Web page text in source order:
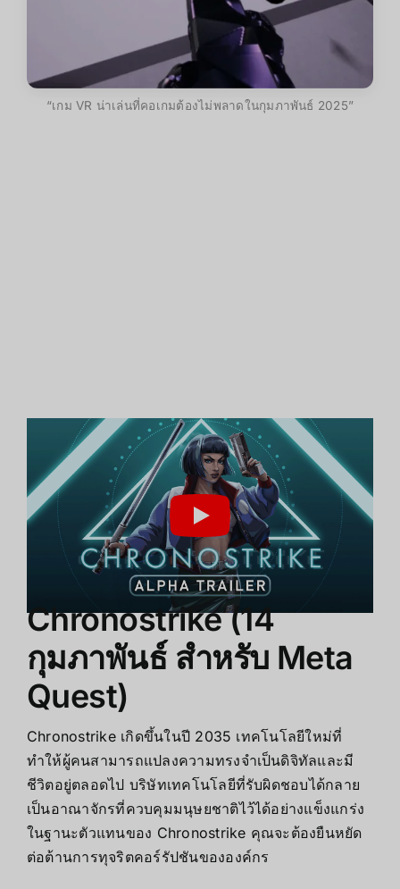
“เกม VR น่าเล่นที่คอเกมต้องไม่พลาดในกุมภาพันธ์ 2025”
CR :Greensky Games
Chronostrike (14
กุมภาพันธ์ สำหรับ Meta
Quest)
Chronostrike เกิดขึ้นในปี 2035 เทคโนโลยีใหม่ที่
ทำให้ผู้คนสามารถแปลงความทรงจำเป็นดิจิทัลและมี
ชีวิตอยู่ตลอดไป บริษัทเทคโนโลยีที่รับผิดชอบได้กลาย
เป็นอาณาจักรที่ควบคุมมนุษยชาติไว้ได้อย่างแข็งแกร่ง
ในฐานะตัวแทนของ Chronostrike คุณจะต้องยืนหยัด
ต่อต้านการทุจริตคอร์รัปชันขององค์กร